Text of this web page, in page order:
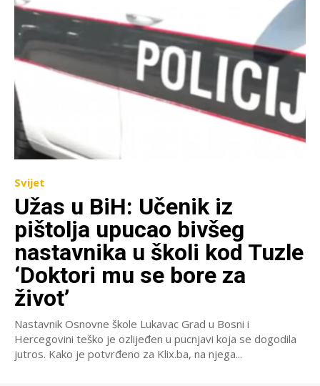
Svijet
Užas u BiH: Učenik iz
pištolja upucao bivšeg
nastavnika u školi kod Tuzle
‘Doktori mu se bore za
život’
Nastavnik Osnovne škole Lukavac Grad u Bosni i
Hercegovini teško je ozlijeđen u pucnjavi koja se dogodila
jutros. Kako je potvrđeno za Klix.ba, na njega...